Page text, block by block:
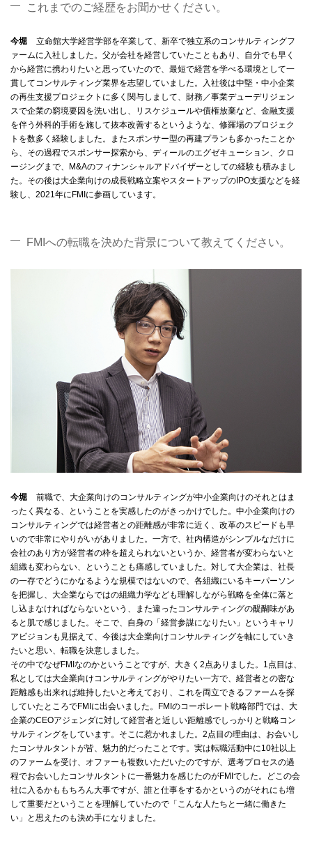
これまでのご経歴をお聞かせください。
今堀
立命館大学経営学部を卒業して、新卒で独立系のコンサルティングフ
ァームに入社しました。父が会社を経営していたこともあり、自分でも早く
から経営に携わりたいと思っていたので、最短で経営を学べる環境として一
貫してコンサルティング業界を志望していました。入社後は中堅・中小企業
の再生支援プロジェクトに多く関与しまして、財務／事業デューデリジェン
スで企業の窮境要因を洗い出し、リスケジュールや債権放棄など、金融支援
を伴う外科的手術を施して抜本改善するというような、修羅場のプロジェク
トを数多く経験しました。またスポンサー型の再建プランも多かったことか
ら、その過程でスポンサー探索から、ディールのエグゼキューション、クロ
ージングまで、M&Aのフィナンシャルアドバイザーとしての経験も積みまし
た。その後は大企業向けの成長戦略立案やスタートアップのIPO支援などを経
験し、2021年にFMIに参画しています。
FMIへの転職を決めた背景について教えてください。
今堀
前職で、大企業向けのコンサルティングが中小企業向けのそれとはま
ったく異なる、ということを実感したのがきっかけでした。中小企業向けの
コンサルティングでは経営者との距離感が非常に近く、改革のスピードも早
いので非常にやりがいがありました。一方で、社内構造がシンプルなだけに
会社のあり方が経営者の枠を超えられないというか、経営者が変わらないと
組織も変わらない、ということも痛感していました。対して大企業は、社長
の一存でどうにかなるような規模ではないので、各組織にいるキーパーソン
を把握し、大企業ならではの組織力学なども理解しながら戦略を全体に落と
し込まなければならないという、また違ったコンサルティングの醍醐味があ
ると肌で感じました。そこで、自身の「経営参謀になりたい」というキャリ
アビジョンも見据えて、今後は大企業向けコンサルティングを軸にしていき
たいと思い、転職を決意しました。
その中でなぜFMIなのかということですが、大きく2点ありました。1点目は、
私としては大企業向けコンサルティングがやりたい一方で、経営者との密な
距離感も出来れば維持したいと考えており、これを両立できるファームを探
していたところでFMIに出会いました。FMIのコーポレート戦略部門では、大
企業のCEOアジェンダに対して経営者と近しい距離感でしっかりと戦略コン
サルティングをしています。そこに惹かれました。2点目の理由は、お会いし
たコンサルタントが皆、魅力的だったことです。実は転職活動中に10社以上
のファームを受け、オファーも複数いただいたのですが、選考プロセスの過
程でお会いしたコンサルタントに一番魅力を感じたのがFMIでした。どこの会
社に入るかももちろん大事ですが、誰と仕事をするかというのがそれにも増
して重要だということを理解していたので「こんな人たちと一緒に働きた
い」と思えたのも決め手になりました。